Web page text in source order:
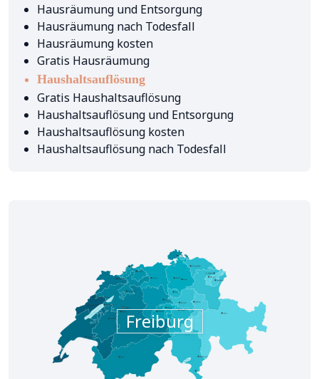
Hausräumung und Entsorgung
Hausräumung nach Todesfall
Hausräumung kosten
Gratis Hausräumung
Haushaltsauflösung
Gratis Haushaltsauflösung
Haushaltsauflösung und Entsorgung
Haushaltsauflösung kosten
Haushaltsauflösung nach Todesfall
Freiburg